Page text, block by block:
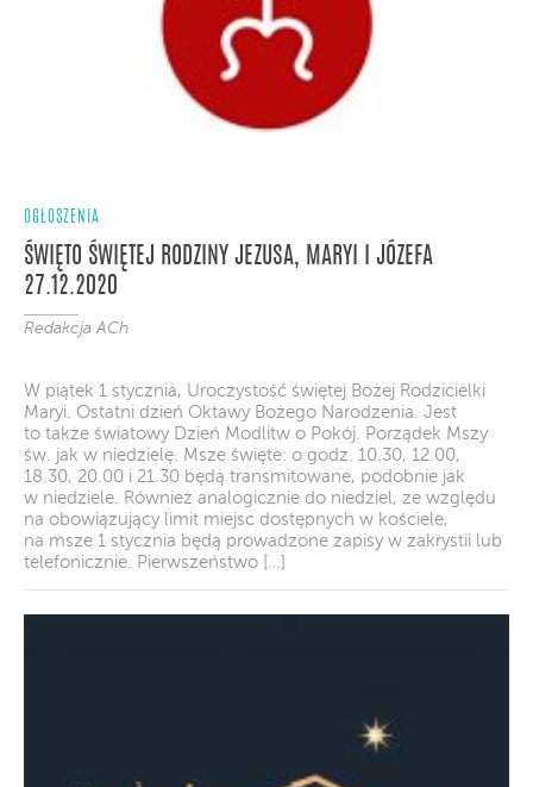
OGŁOSZENIA
ŚWIĘTO ŚWIĘTEJ RODZINY JEZUSA, MARYI I JÓZEFA
27.12.2020
Redakcja ACh
W piątek 1 stycznia, Uroczystość świętej Bożej Rodzicielki
Maryi. Ostatni dzień Oktawy Bożego Narodzenia. Jest
to także światowy Dzień Modlitw o Pokój. Porządek Mszy
św. jak w niedzielę. Msze święte: o godz. 10.30, 12.00,
18.30, 20.00 i 21.30 będą transmitowane, podobnie jak
w niedziele. Również analogicznie do niedziel, ze względu
na obowiązujący limit miejsc dostępnych w kościele,
na msze 1 stycznia będą prowadzone zapisy w zakrystii lub
telefonicznie. Pierwszeństwo […]